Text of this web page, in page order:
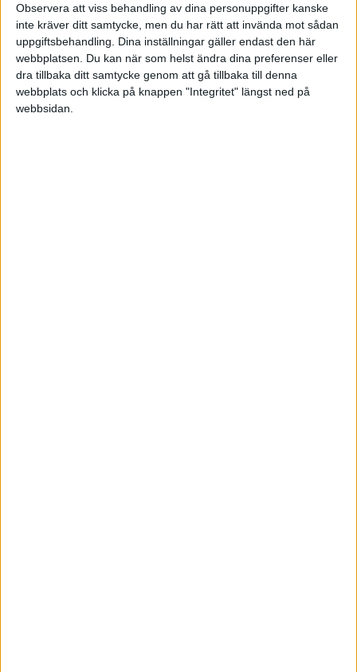
Observera att viss behandling av dina personuppgifter kanske
inte kräver ditt samtycke, men du har rätt att invända mot sådan
uppgiftsbehandling. Dina inställningar gäller endast den här
webbplatsen. Du kan när som helst ändra dina preferenser eller
dra tillbaka ditt samtycke genom att gå tillbaka till denna
webbplats och klicka på knappen "Integritet" längst ned på
webbsidan.
Att låta företaget bekosta byggnation av
maskinhallen på min gård
eller ska jag bygga maskinhallen privat och hyra
ut till mitt AB ?